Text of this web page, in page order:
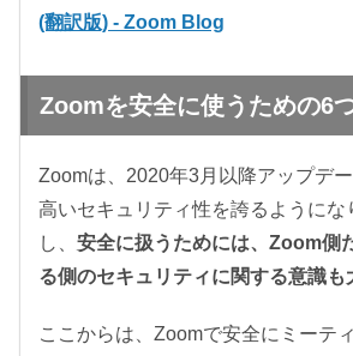
(翻訳版) - Zoom Blog
Zoomを安全に使うための6
Zoomは、2020年3月以降アップデー
高いセキュリティ性を誇るようにな
し、 安全に扱うためには、Zoom側
る側のセキュリティに関する意識も
ここからは、Zoomで安全にミーテ